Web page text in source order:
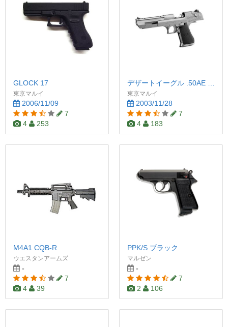
GLOCK 17
東京マルイ
2006/11/09
7
4
253
デザートイーグル .50AE クロームステンレス
東京マルイ
2003/11/28
7
4
183
M4A1 CQB-R
ウエスタンアームズ
-
7
4
39
PPK/S ブラック
マルゼン
-
7
2
106